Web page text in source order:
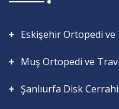
Eskişehir Ortopedi
Muş Ortopedi ve
Şanlıurfa Disk